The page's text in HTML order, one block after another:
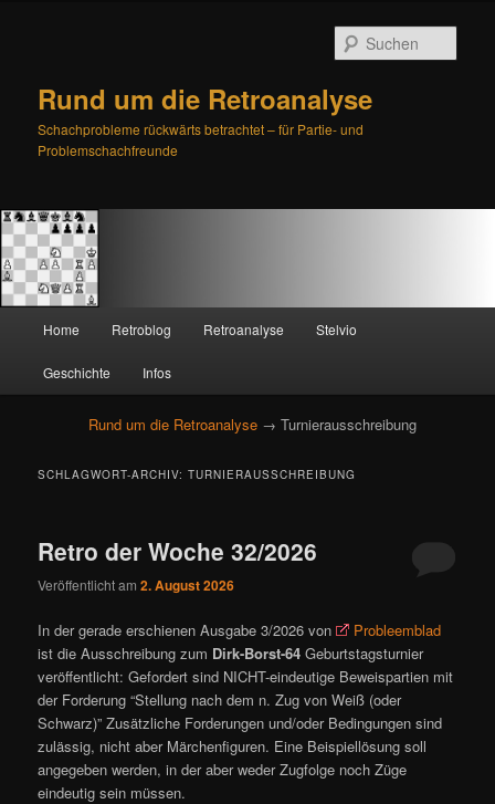
Rund um die Retroanalyse
Schachprobleme rückwärts betrachtet – für Partie- und
Problemschachfreunde
Zum
primären
Inhalt
springen
Zum
sekundären
Inhalt
springen
Home Retroblog Retroanalyse Stelvio
Geschichte Infos
Rund um die Retroanalyse → Turnierausschreibung
SCHLAGWORT-ARCHIV:TURNIERAUSSCHREIBUNG
Retro der Woche 32/2026
Veröffentlicht am2. August 2026
In der gerade erschienen Ausgabe 3/2026 von
Probleemblad
ist die Ausschreibung zum Dirk-Borst-64 Geburtstagsturnier
veröffentlicht: Gefordert sind NICHT-eindeutige Beweispartien mit
der Forderung “Stellung nach dem n. Zug von Weiß (oder
Schwarz)” Zusätzliche Forderungen und/oder Bedingungen sind
zulässig, nicht aber Märchenfiguren. Eine Beispiellösung soll
angegeben werden, in der aber weder Zugfolge noch Züge
eindeutig sein müssen.